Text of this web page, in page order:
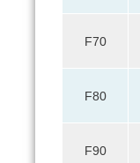
F70
F80
F90